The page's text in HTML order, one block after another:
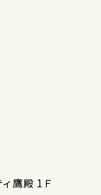
鷹殿 1Ｆ